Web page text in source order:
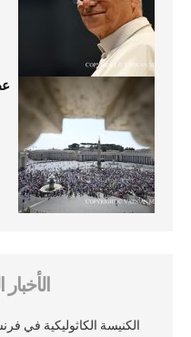
الكنيسة الكاثوليكية في